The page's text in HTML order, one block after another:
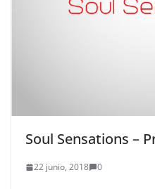
Soul Sensations –
22 junio, 2018 0